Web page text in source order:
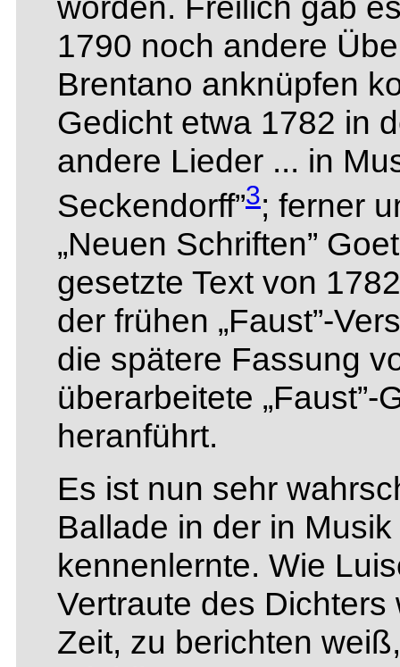
1790 noch andere
Brentano anknüpfen
Gedicht etwa 1782 in
andere Lieder ... in
Seckendorff”3; ferner
„Neuen Schriften”
gesetzte Text von
der frühen „Faust”-
die spätere Fassung
überarbeitete
heranführt.
Es ist nun sehr
Ballade in der in
kennenlernte. Wie
Vertraute des
Zeit, zu berichten